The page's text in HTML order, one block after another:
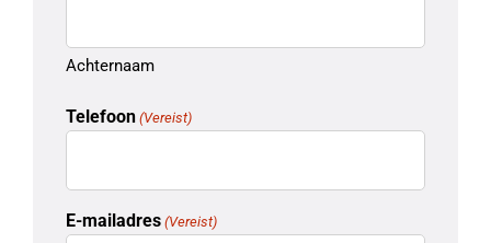
Achternaam
Telefoon (Vereist)
E-mailadres (Vereist)